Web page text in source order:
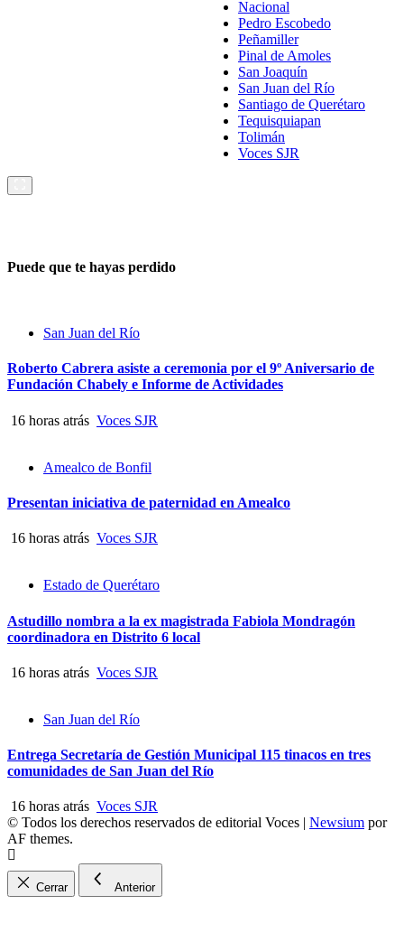
Nacional
Pedro Escobedo
Peñamiller
Pinal de Amoles
San Joaquín
San Juan del Río
Santiago de Querétaro
Tequisquiapan
Tolimán
Voces SJR
Puede que te hayas perdido
San Juan del Río
Roberto Cabrera asiste a ceremonia por el 9º Aniversario de
Fundación Chabely e Informe de Actividades
16 horas atrás Voces SJR
Amealco de Bonfil
Presentan iniciativa de paternidad en Amealco
16 horas atrás Voces SJR
Estado de Querétaro
Astudillo nombra a la ex magistrada Fabiola Mondragón
coordinadora en Distrito 6 local
16 horas atrás Voces SJR
San Juan del Río
Entrega Secretaría de Gestión Municipal 115 tinacos en tres
comunidades de San Juan del Río
16 horas atrás Voces SJR
© Todos los derechos reservados de editorial Voces | Newsium por
AF themes.
Cerrar Anterior